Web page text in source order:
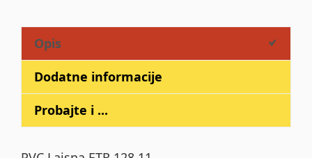
Opis
Dodatne informacije
Probajte i ...